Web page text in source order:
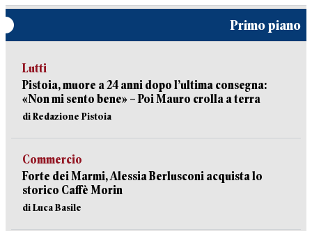
Primo piano
Lutti
Pistoia, muore a 24 anni dopo l’ultima consegna:
«Non mi sento bene» – Poi Mauro crolla a terra
di Redazione Pistoia
Commercio
Forte dei Marmi, Alessia Berlusconi acquista lo
storico Caffè Morin
di Luca Basile